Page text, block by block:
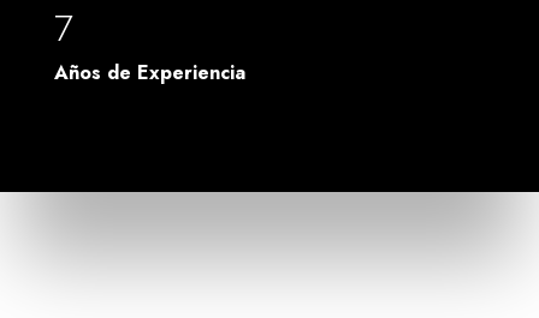
7
Años de Experiencia